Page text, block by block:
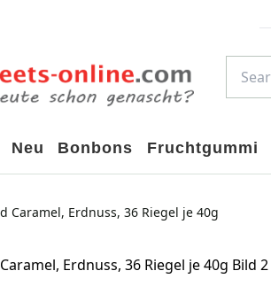
Neu Bonbons Fruchtgummi
Caramel, Erdnuss, 36 Riegel je 40g